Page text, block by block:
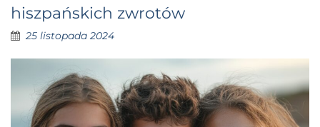
hiszpańskich zwrotów
25 listopada 2024